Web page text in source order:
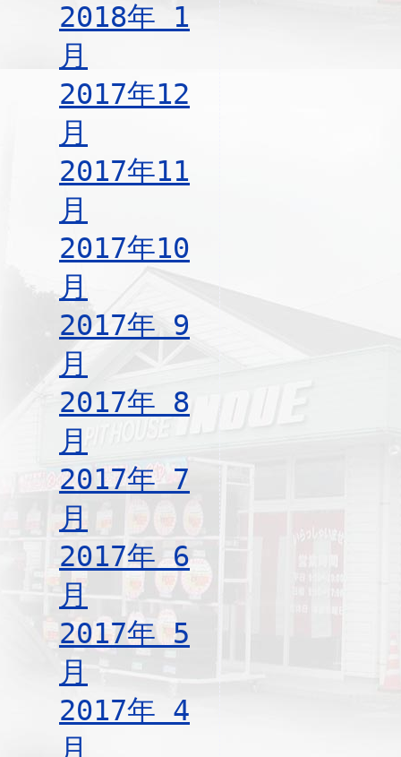
2018年 1
月
2017年12
月
2017年11
月
2017年10
月
2017年 9
月
2017年 8
月
2017年 7
月
2017年 6
月
2017年 5
月
2017年 4
月